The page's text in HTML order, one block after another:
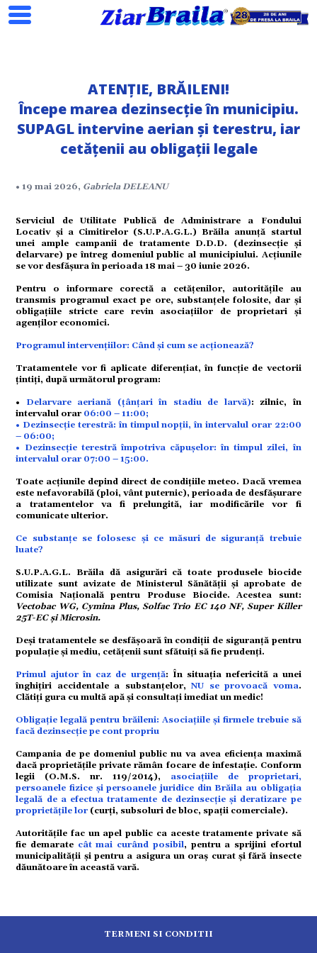
ATENȚIE, BRĂILENI!
Începe marea dezinsecție în municipiu.
SUPAGL intervine aerian și terestru, iar
cetățenii au obligații legale
• 19 mai 2026, Gabriela DELEANU
Serviciul de Utilitate Publică de Administrare a Fondului
Locativ și a Cimitirelor (S.U.P.A.G.L.) Brăila anunță startul
unei ample campanii de tratamente D.D.D. (dezinsecție și
delarvare) pe întreg domeniul public al municipiului. Acțiunile
se vor desfășura în perioada 18 mai – 30 iunie 2026.
Pentru o informare corectă a cetățenilor, autoritățile au
transmis programul exact pe ore, substanțele folosite, dar și
obligațiile stricte care revin asociațiilor de proprietari și
agenților economici.
Programul intervențiilor: Când și cum se acționează?
Tratamentele vor fi aplicate diferențiat, în funcție de vectorii
țintiți, după următorul program:
• Delarvare aeriană (țânțari în stadiu de larvă): zilnic, în
intervalul orar 06:00 – 11:00;
• Dezinsecție terestră: în timpul nopții, în intervalul orar 22:00
– 06:00;
• Dezinsecție terestră împotriva căpușelor: în timpul zilei, în
intervalul orar 07:00 – 15:00.
Toate acțiunile depind direct de condițiile meteo. Dacă vremea
este nefavorabilă (ploi, vânt puternic), perioada de desfășurare
a tratamentelor va fi prelungită, iar modificările vor fi
comunicate ulterior.
Ce substanțe se folosesc și ce măsuri de siguranță trebuie
luate?
S.U.P.A.G.L. Brăila dă asigurări că toate produsele biocide
utilizate sunt avizate de Ministerul Sănătății și aprobate de
Comisia Națională pentru Produse Biocide. Acestea sunt:
Vectobac WG, Cymina Plus, Solfac Trio EC 140 NF, Super Killer
25T-EC și Microsin.
Deși tratamentele se desfășoară în condiții de siguranță pentru
populație și mediu, cetățenii sunt sfătuiți să fie prudenți.
Primul ajutor în caz de urgență: În situația nefericită a unei
înghițiri accidentale a substanțelor,NU se provoacă voma.
Clătiți gura cu multă apă și consultați imediat un medic!
Obligație legală pentru brăileni: Asociațiile și firmele trebuie să
facă dezinsecție pe cont propriu
Campania de pe domeniul public nu va avea eficiența maximă
dacă proprietățile private rămân focare de infestație. Conform
legii (O.M.S. nr. 119/2014), asociațiile de proprietari,
persoanele fizice și persoanele juridice din Brăila au obligația
legală de a efectua tratamente de dezinsecție și deratizare pe
proprietățile lor (curți, subsoluri de bloc, spații comerciale).
Autoritățile fac un apel public ca aceste tratamente private să
fie demarate cât mai curând posibil, pentru a sprijini efortul
municipalității și pentru a asigura un oraș curat și fără insecte
dăunătoare în această vară.
TERMENI SI CONDITII